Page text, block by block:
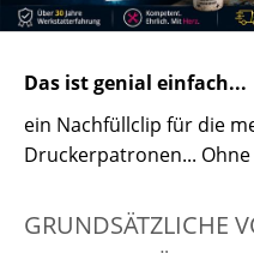
Das ist genial einfach...
ein Nachfüllclip für die
Druckerpatronen...
GRUNDSÄTZLICHE